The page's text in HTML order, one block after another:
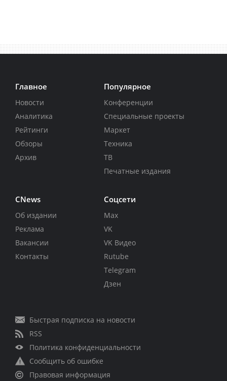
Главное
Новости
Аналитика
Рейтинги
Обзоры
Архив
Популярное
Конференции
Специальные проекты
Маркет
Техника
ТВ
Печатные издания
CNews
Об издании
Реклама
Вакансии
Контакты
Соцсети
Max
VK
VK Видео
Rutube
Telegram
Дзен
Быстрая подписка на новости
RSS
Политика конфиденциальности
Сообщить об ошибке
Правовая информация